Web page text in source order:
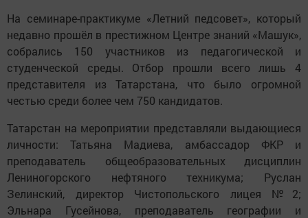
На семинаре-практикуме «Летний педсовет», который
недавно прошёл в престижном Центре знаний «Машук»,
собрались 150 участников из педагогической и
студенческой среды. Отбор прошли всего лишь 4
представителя из Татарстана, что было огромной
честью среди более чем 750 кандидатов.
Татарстан на мероприятии представляли выдающиеся
личности: Татьяна Мадиева, амбассадор ФКР и
преподаватель общеобразовательных дисциплин
Лениногорского нефтяного техникума; Руслан
Зелинский, директор Чистопольского лицея №2;
Эльнара Гусейнова, преподаватель географии и